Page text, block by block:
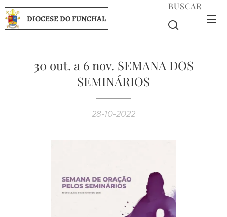
DIOCESE DO FUNCHAL
BUSCAR
30 out. a 6 nov. SEMANA DOS
SEMINÁRIOS
28-10-2022